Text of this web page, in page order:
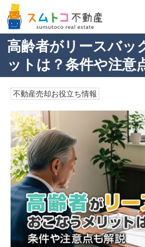
高齢者がリースバッ
ットは？条件や注意
不動産売却お役立ち情報